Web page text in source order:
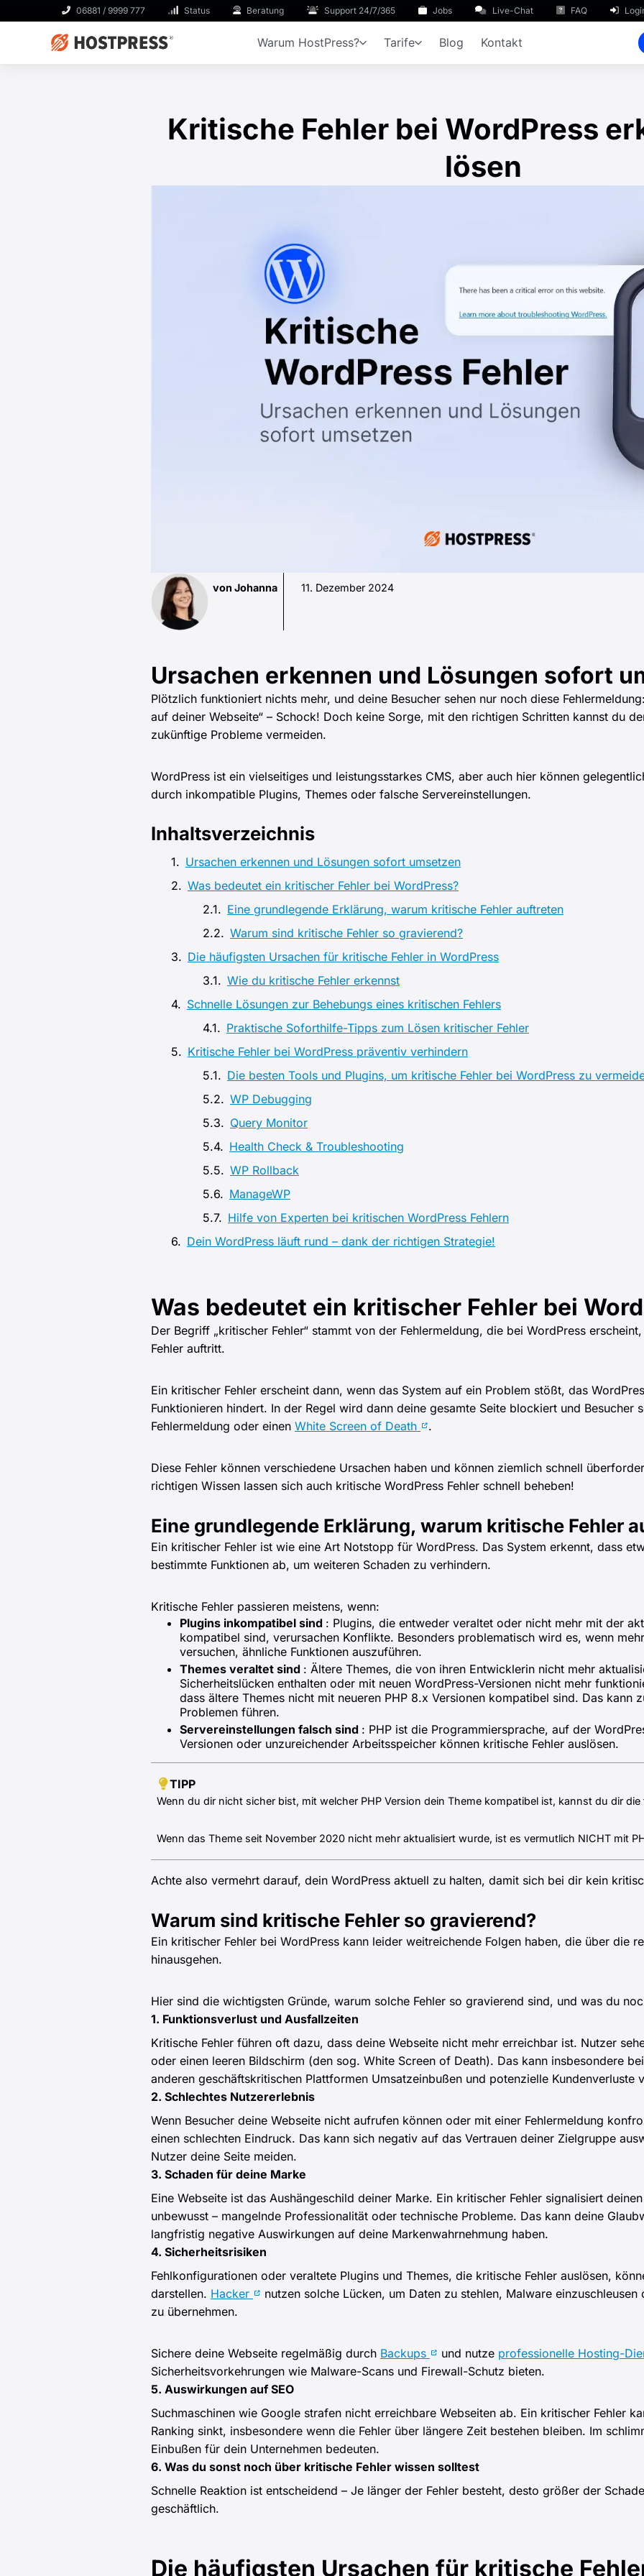
06881 / 9999 777 Status Beratung Support 24/7/365 Jobs Live-Chat FAQ
Warum HostPress? Tarife Blog Kontakt
Kritische Fehler bei WordPress
lösen
von Johanna 11. Dezember 2024
Ursachen erkennen und Lösungen sofort
Plötzlich funktioniert nichts mehr, und deine Besucher sehen nur noch diese
auf deiner Webseite“ – Schock! Doch keine Sorge, mit den richtigen Schritten kannst du
zukünftige Probleme vermeiden.
WordPress ist ein vielseitiges und leistungsstarkes CMS, aber auch hier können
durch inkompatible Plugins, Themes oder falsche Servereinstellungen.
Inhaltsverzeichnis
Ursachen erkennen und Lösungen sofort umsetzen
Was bedeutet ein kritischer Fehler bei WordPress?
Eine grundlegende Erklärung, warum kritische Fehler auftreten
Warum sind kritische Fehler so gravierend?
Die häufigsten Ursachen für kritische Fehler in WordPress
Wie du kritische Fehler erkennst
Schnelle Lösungen zur Behebungs eines kritischen Fehlers
Praktische Soforthilfe-Tipps zum Lösen kritischer Fehler
Kritische Fehler bei WordPress präventiv verhindern
Die besten Tools und Plugins, um kritische Fehler bei WordPress zu
WP Debugging
Query Monitor
Health Check & Troubleshooting
WP Rollback
ManageWP
Hilfe von Experten bei kritischen WordPress Fehlern
Dein WordPress läuft rund – dank der richtigen Strategie!
Was bedeutet ein kritischer Fehler bei
Der Begriff „kritischer Fehler“ stammt von der Fehlermeldung, die bei WordPress
Fehler auftritt.
Ein kritischer Fehler erscheint dann, wenn das System auf ein Problem stößt, das
Funktionieren hindert. In der Regel wird dann deine gesamte Seite blockiert und Besucher
Fehlermeldung oder einen White Screen of Death .
Diese Fehler können verschiedene Ursachen haben und können ziemlich schnell
richtigen Wissen lassen sich auch kritische WordPress Fehler schnell beheben!
Eine grundlegende Erklärung, warum kritische Fehler
Ein kritischer Fehler ist wie eine Art Notstopp für WordPress. Das System erkennt, dass
bestimmte Funktionen ab, um weiteren Schaden zu verhindern.
Kritische Fehler passieren meistens, wenn:
Plugins inkompatibel sind : Plugins, die entweder veraltet oder nicht mehr mit der
kompatibel sind, verursachen Konflikte. Besonders problematisch wird es, wenn
versuchen, ähnliche Funktionen auszuführen.
Themes veraltet sind : Ältere Themes, die von ihren Entwicklerin nicht mehr
Sicherheitslücken enthalten oder mit neuen WordPress-Versionen nicht mehr
dass ältere Themes nicht mit neueren PHP 8.x Versionen kompatibel sind. Das kann
Problemen führen.
Servereinstellungen falsch sind : PHP ist die Programmiersprache, auf der
Versionen oder unzureichender Arbeitsspeicher können kritische Fehler auslösen.
TIPP
Wenn du dir nicht sicher bist, mit welcher PHP Version dein Theme kompatibel ist, kannst du dir
Wenn das Theme seit November 2020 nicht mehr aktualisiert wurde, ist es vermutlich NICHT mit
Achte also vermehrt darauf, dein WordPress aktuell zu halten, damit sich bei dir kein
Warum sind kritische Fehler so gravierend?
Ein kritischer Fehler bei WordPress kann leider weitreichende Folgen haben, die über die
hinausgehen.
Hier sind die wichtigsten Gründe, warum solche Fehler so gravierend sind, und was du
1. Funktionsverlust und Ausfallzeiten
Kritische Fehler führen oft dazu, dass deine Webseite nicht mehr erreichbar ist. Nutzer
oder einen leeren Bildschirm (den sog. White Screen of Death). Das kann insbesondere
anderen geschäftskritischen Plattformen Umsatzeinbußen und potenzielle Kundenverluste
2. Schlechtes Nutzererlebnis
Wenn Besucher deine Webseite nicht aufrufen können oder mit einer Fehlermeldung
einen schlechten Eindruck. Das kann sich negativ auf das Vertrauen deiner Zielgruppe
Nutzer deine Seite meiden.
3. Schaden für deine Marke
Eine Webseite ist das Aushängeschild deiner Marke. Ein kritischer Fehler signalisiert
unbewusst – mangelnde Professionalität oder technische Probleme. Das kann deine
langfristig negative Auswirkungen auf deine Markenwahrnehmung haben.
4. Sicherheitsrisiken
Fehlkonfigurationen oder veraltete Plugins und Themes, die kritische Fehler auslösen,
darstellen. Hacker
nutzen solche Lücken, um Daten zu stehlen, Malware
zu übernehmen.
Sichere deine Webseite regelmäßig durch Backups und nutze professionelle Hosting-
Sicherheitsvorkehrungen wie Malware-Scans und Firewall-Schutz bieten.
5. Auswirkungen auf SEO
Suchmaschinen wie Google strafen nicht erreichbare Webseiten ab. Ein kritischer Fehler
Ranking sinkt, insbesondere wenn die Fehler über längere Zeit bestehen bleiben. Im
Einbußen für dein Unternehmen bedeuten.
6. Was du sonst noch über kritische Fehler wissen solltest
Schnelle Reaktion ist entscheidend – Je länger der Fehler besteht, desto größer der
geschäftlich.
Die häufigsten Ursachen für kritische